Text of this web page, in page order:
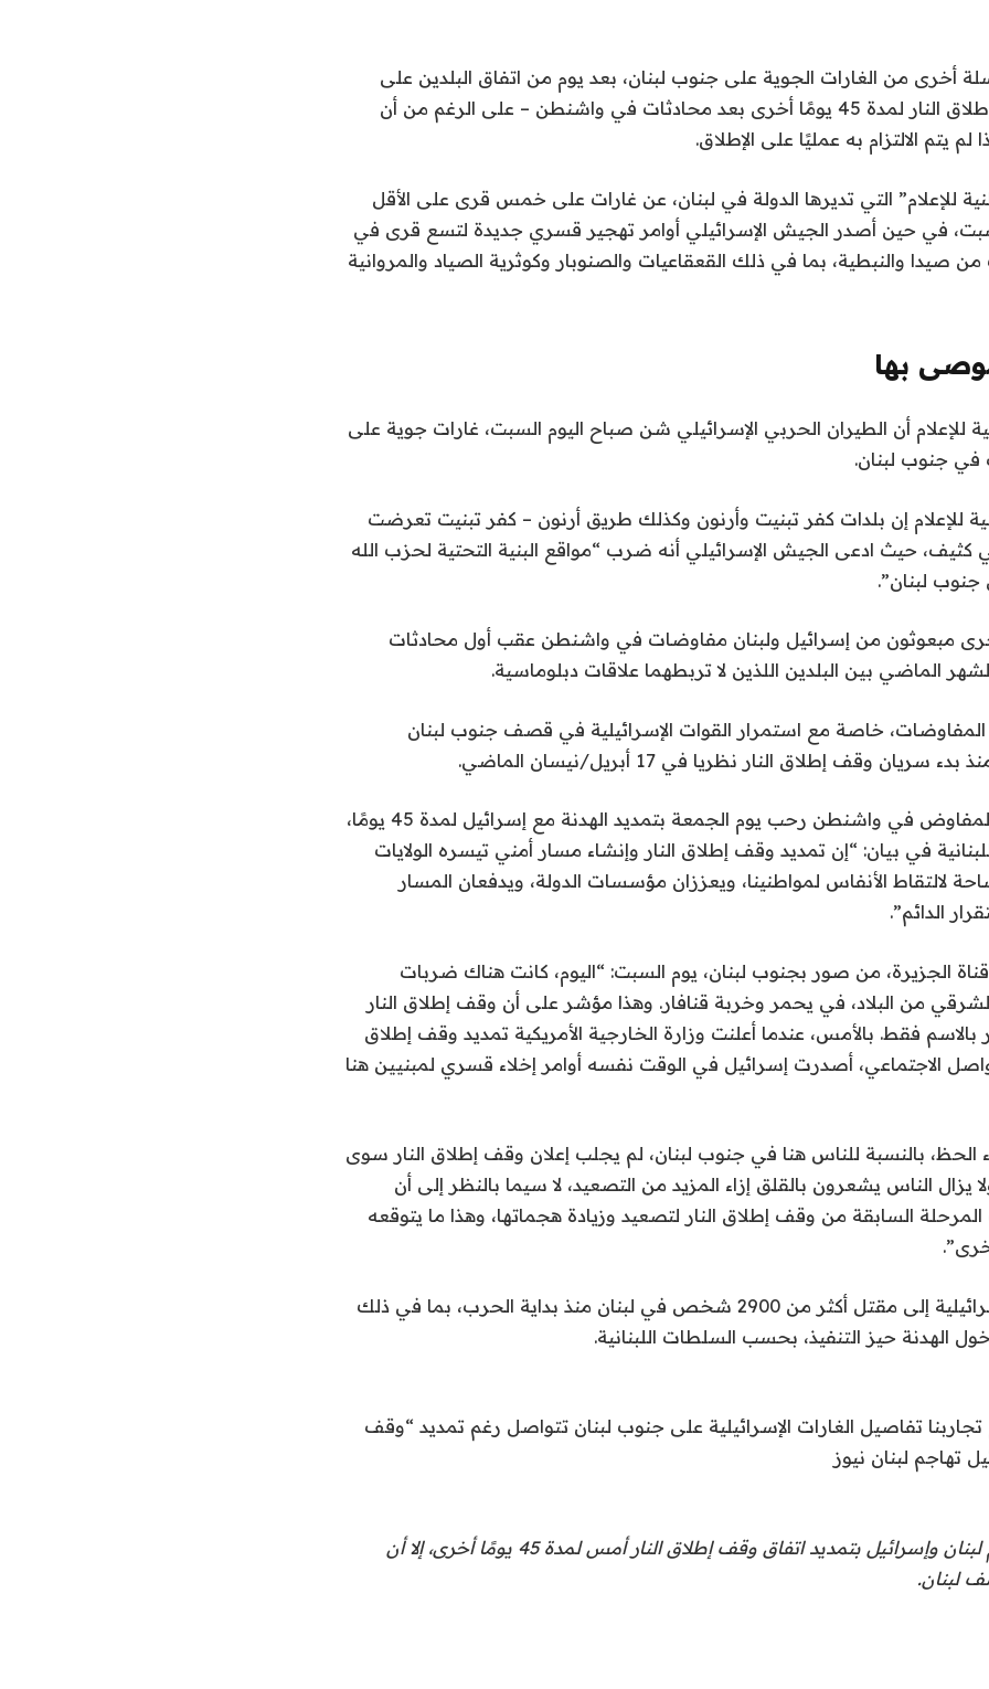
أخرى من الغارات الجوية على جنوب لبنان، بعد يوم من اتفاق البلدين على
تمديد اتفاق وقف إطلاق النار لمدة 45 يومًا أخرى بعد محادثات في واشنطن – على الرغم من أن
يتم الالتزام به عمليًا على الإطلاق.
للإعلام” التي تديرها الدولة في لبنان، عن غارات على خمس قرى على الأقل
في حين أصدر الجيش الإسرائيلي أوامر تهجير قسري جديدة لتسع قرى في
صيدا والنبطية، بما في ذلك القعقاعيات والصنوبار وكوثرية الصياد والمروانية
بها
للإعلام أن الطيران الحربي الإسرائيلي شن صباح اليوم السبت، غارات جوية على
في جنوب لبنان.
للإعلام إن بلدات كفر تبنيت وأرنون وكذلك طريق أرنون – كفر تبنيت تعرضت
حيث ادعى الجيش الإسرائيلي أنه ضرب “مواقع البنية التحتية لحزب الله
لبنان”.
مبعوثون من إسرائيل ولبنان مفاوضات في واشنطن عقب أول محادثات
الماضي بين البلدين اللذين لا تربطهما علاقات دبلوماسية.
خاصة مع استمرار القوات الإسرائيلية في قصف جنوب لبنان
وقف إطلاق النار نظريا في 17 أبريل/نيسان الماضي.
لكن الوفد اللبناني المفاوض في واشنطن رحب يوم الجمعة بتمديد الهدنة مع إسرائيل لمدة 45 يومًا،
في بيان: “إن تمديد وقف إطلاق النار وإنشاء مسار أمني تيسره الولايات
لالتقاط الأنفاس لمواطنينا، ويعززان مؤسسات الدولة، ويدفعان المسار
الدائم”.
الجزيرة، من صور بجنوب لبنان، يوم السبت: “اليوم، كانت هناك ضربات
من البلاد، في يحمر وخربة قنافار. وهذا مؤشر على أن وقف إطلاق النار
فقط. بالأمس، عندما أعلنت وزارة الخارجية الأمريكية تمديد وقف إطلاق
الاجتماعي، أصدرت إسرائيل في الوقت نفسه أوامر إخلاء قسري لمبنيين هنا
بالنسبة للناس هنا في جنوب لبنان، لم يجلب إعلان وقف إطلاق النار سوى
يزال الناس يشعرون بالقلق إزاء المزيد من التصعيد، لا سيما بالنظر إلى أن
السابقة من وقف إطلاق النار لتصعيد وزيادة هجماتها، وهذا ما يتوقعه
وأدت الهجمات الإسرائيلية إلى مقتل أكثر من 2900 شخص في لبنان منذ بداية الحرب، بما في ذلك
تفاصيل الغارات الإسرائيلية على جنوب لبنان تتواصل رغم تمديد “وقف
تهاجم لبنان نيوز
وعلى الرغم من قيام لبنان وإسرائيل بتمديد اتفاق وقف إطلاق النار أمس لمدة 45 يومًا أخرى، إلا أن
لبنان.